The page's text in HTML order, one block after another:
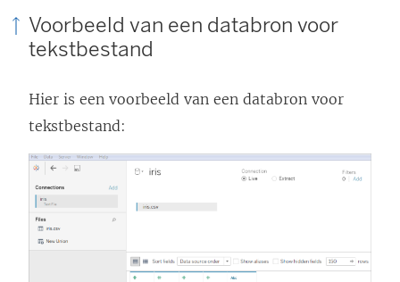
Voorbeeld van een databron voor
tekstbestand
Hier is een voorbeeld van een databron voor
tekstbestand: